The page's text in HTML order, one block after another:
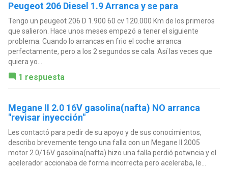
Peugeot 206 Diesel 1.9 Arranca y se para
Tengo un peugeot 206 D 1.900 60 cv 120.000 Km de los primeros
que salieron. Hace unos meses empezó a tener el siguiente
problema. Cuando lo arrancas en frio el coche arranca
perfectamente, pero a los 2 segundos se cala. Así las veces que
quiera yo...
1 respuesta
Megane II 2.0 16V gasolina(nafta) NO arranca
"revisar inyección"
Les contactó para pedir de su apoyo y de sus conocimientos,
describo brevemente tengo una falla con un Megane II 2005
motor 2.0/16V gasolina(nafta) hizo una falla perdió potwncia y el
acelerador accionaba de forma incorrecta pero aceleraba, le...